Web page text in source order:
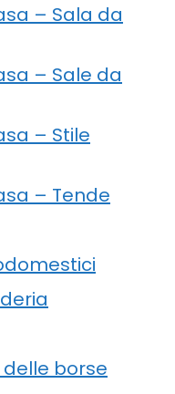
– Sala da
– Sale da
– Stile
– Tende
delle borse